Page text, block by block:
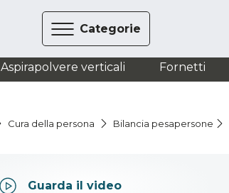
Categorie
Aspirapolvere verticali Fornetti
Cura della persona Bilancia pesapersone
Guarda il video